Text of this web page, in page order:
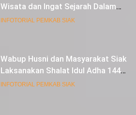
Wisata dan Ingat Sejarah Dalam
Lestarikan Peradaban
INFOTORIAL PEMKAB SIAK
Wabup Husni dan Masyarakat Siak
Laksanakan Shalat Idul Adha 1445
Hijriah di Lapangan Tugu Siak
INFOTORIAL PEMKAB SIAK